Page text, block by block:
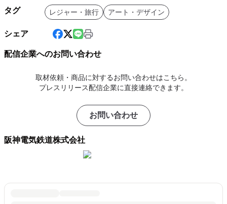
タグ レジャー・旅行 アート・デザイン
シェア
配信企業へのお問い合わせ
取材依頼・商品に対するお問い合わせはこちら。
プレスリリース配信企業に直接連絡できます。
お問い合わせ
阪神電気鉄道株式会社